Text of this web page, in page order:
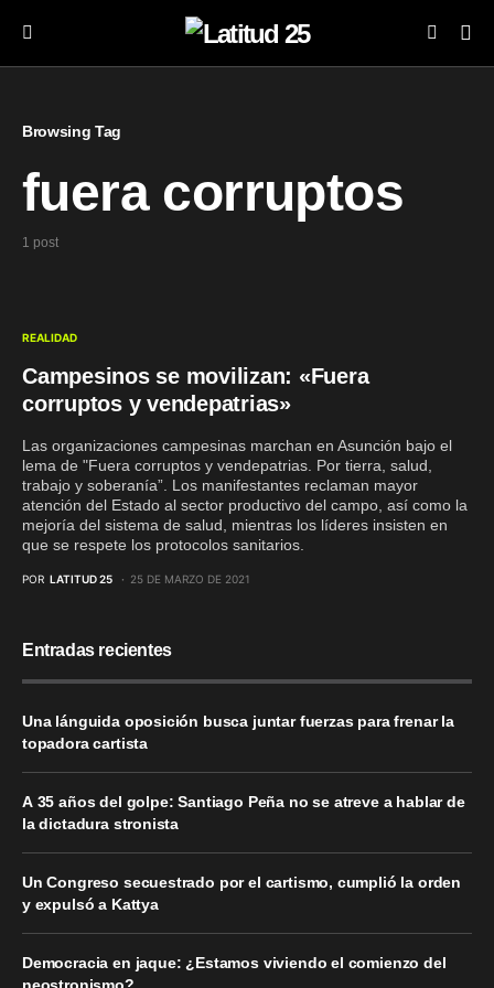
Browsing Tag
fuera corruptos
1 post
REALIDAD
Campesinos se movilizan: «Fuera
corruptos y vendepatrias»
Las organizaciones campesinas marchan en Asunción bajo el
lema de "Fuera corruptos y vendepatrias. Por tierra, salud,
trabajo y soberanía”. Los manifestantes reclaman mayor
atención del Estado al sector productivo del campo, así como la
mejoría del sistema de salud, mientras los líderes insisten en
que se respete los protocolos sanitarios.
POR LATITUD 25 25 DE MARZO DE 2021
Entradas recientes
Una lánguida oposición busca juntar fuerzas para frenar la
topadora cartista
A 35 años del golpe: Santiago Peña no se atreve a hablar de
la dictadura stronista
Un Congreso secuestrado por el cartismo, cumplió la orden
y expulsó a Kattya
Democracia en jaque: ¿Estamos viviendo el comienzo del